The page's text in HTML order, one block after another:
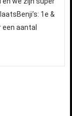
1e &
een aantal